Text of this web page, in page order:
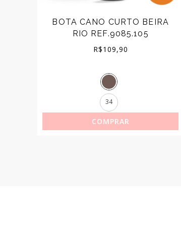
BOTA CANO CURTO BEIRA
RIO REF.9085.105
R$109,90
34
COMPRAR